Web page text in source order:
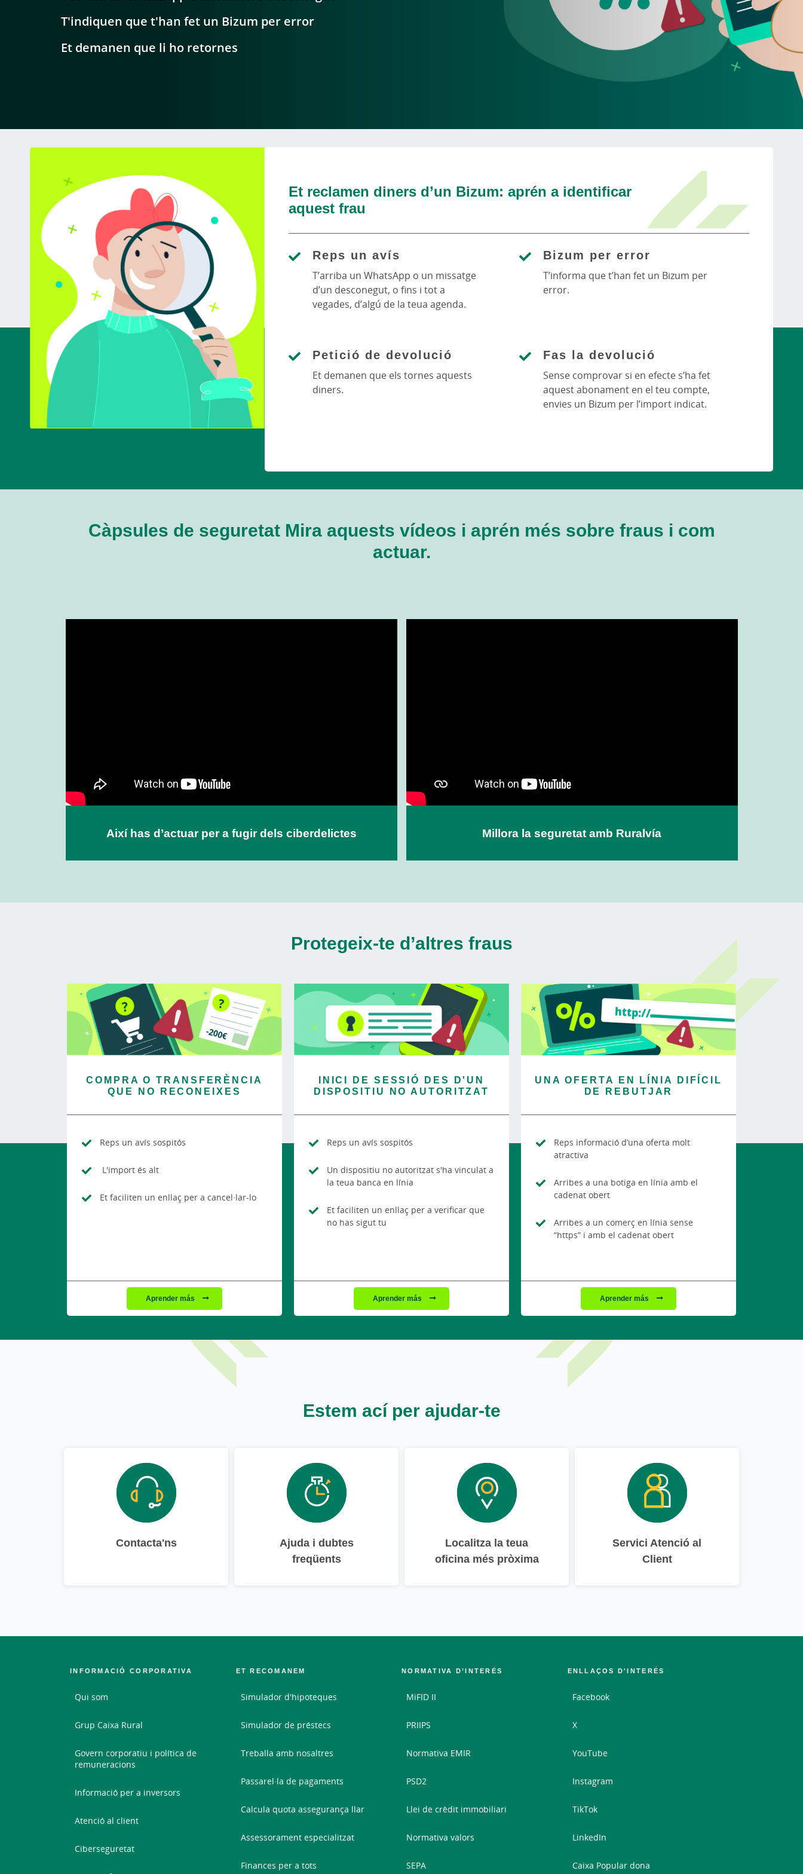
T'indiquen que t'han fet un Bizum per error
Et demanen que li ho retornes
Et reclamen diners d’un Bizum: aprén a identificar
aquest frau
Reps un avís
T’arriba un WhatsApp o un missatge
d’un desconegut, o fins i tot a
vegades, d’algú de la teua agenda.
Bizum per error
T’informa que t’han fet un Bizum per
error.
Petició de devolució
Et demanen que els tornes aquests
diners.
Fas la devolució
Sense comprovar si en efecte s’ha fet
aquest abonament en el teu compte,
envies un Bizum per l’import indicat.
Càpsules de seguretat Mira aquests vídeos i aprén més sobre fraus i com
actuar.
Així has d’actuar per a fugir dels ciberdelictes Millora la seguretat amb Ruralvía
Protegeix-te d’altres fraus
COMPRA O TRANSFERÈNCIA
QUE NO RECONEIXES
Reps un avís sospitós
L'import és alt
Et faciliten un enllaç per a cancel·lar-lo
Aprender más
INICI DE SESSIÓ DES D'UN
DISPOSITIU NO AUTORITZAT
Reps un avís sospitós
Un dispositiu no autoritzat s'ha vinculat a
la teua banca en línia
Et faciliten un enllaç per a verificar que
no has sigut tu
Aprender más
UNA OFERTA EN LÍNIA DIFÍCIL
DE REBUTJAR
Reps informació d’una oferta molt
atractiva
Arribes a una botiga en línia amb el
cadenat obert
Arribes a un comerç en línia sense
“https” i amb el cadenat obert
Aprender más
Estem ací per ajudar-te
Contacta'ns
Ajuda i dubtes
freqüents
Localitza la teua
oficina més pròxima
Servici Atenció al
Client
INFORMACIÓ CORPORATIVA
Qui som
Grup Caixa Rural
Govern corporatiu i política de
remuneracions
Informació per a inversors
Atenció al client
Ciberseguretat
ET RECOMANEM
Simulador d'hipoteques
Simulador de préstecs
Treballa amb nosaltres
Passarel·la de pagaments
Calcula quota assegurança llar
Assessorament especialitzat
Finances per a tots
NORMATIVA D’INTERÉS
MiFID II
PRIIPS
Normativa EMIR
PSD2
Llei de crèdit immobiliari
Normativa valors
SEPA
ENLLAÇOS D'INTERÉS
Facebook
X
YouTube
Instagram
TikTok
LinkedIn
Caixa Popular dona